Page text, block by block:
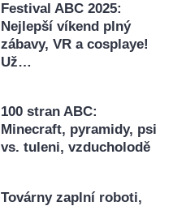
Festival ABC 2025:
Nejlepší víkend plný
zábavy, VR a cosplaye!
Už…
100 stran ABC:
Minecraft, pyramidy, psi
vs. tuleni, vzducholodě
Továrny zaplní roboti,